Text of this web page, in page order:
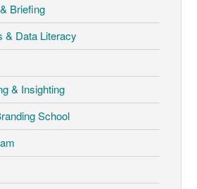
Briefing
& Data Literacy
& Insighting
School